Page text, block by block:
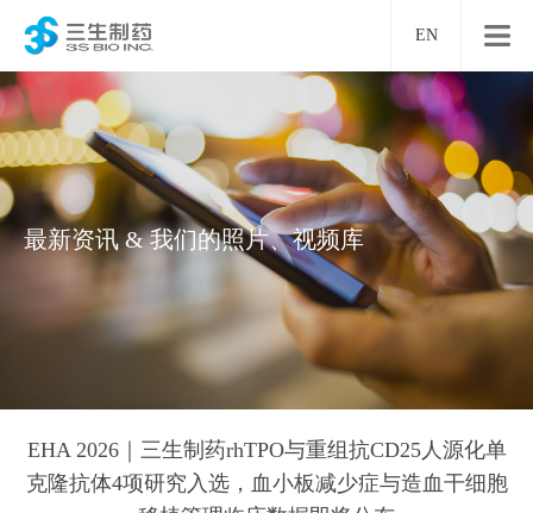
EN
最新资讯 & 我们的照片、视频库
EHA 2026｜三生制药rhTPO与重组抗CD25人源化单
克隆抗体4项研究入选，血小板减少症与造血干细胞